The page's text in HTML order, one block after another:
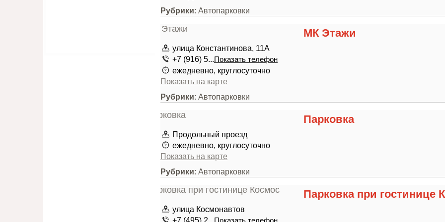
Рубрики: Автопарковки
МК Этажи
улица Константинова, 11А
+7 (916) 5...Показать телефон
ежедневно, круглосуточно
Показать на карте
Рубрики: Автопарковки
Парковка
Продольный проезд
ежедневно, круглосуточно
Показать на карте
Рубрики: Автопарковки
Парковка при гостинице
улица Космонавтов
+7 (495) 2...